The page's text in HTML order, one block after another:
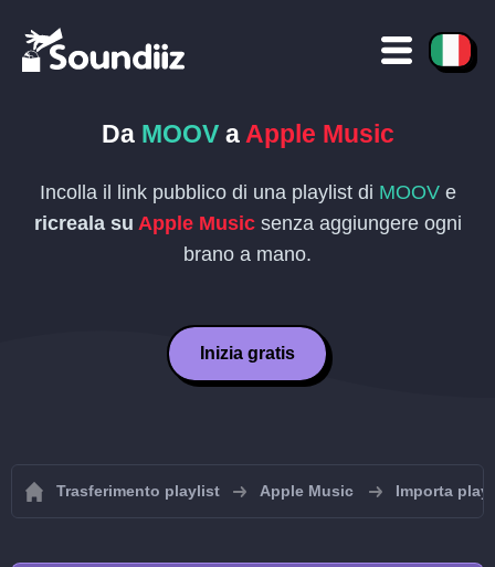
Da MOOVa Apple Music
Incolla il link pubblico di una playlist di MOOVe
ricreala su Apple Musicsenza aggiungere ogni
brano a mano.
Inizia gratis
Trasferimento playlist Apple Music Importa